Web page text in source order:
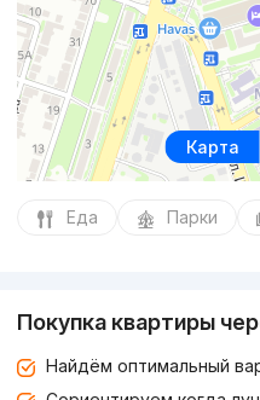
Карта
Еда Парки
Покупка квартиры
Найдём оптимальный